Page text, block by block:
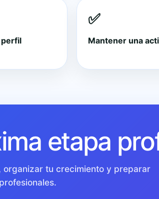
perfil
✅
Mantener una
etapa
organizar tu crecimiento y preparar